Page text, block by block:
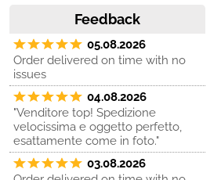
Feedback
05.08.2026
Order delivered on time with no
issues
04.08.2026
"Venditore top! Spedizione
velocissima e oggetto perfetto,
esattamente come in foto."
03.08.2026